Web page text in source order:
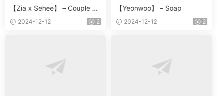
【Zia x Sehee】 – Couple Bu
rma2024-12-12 2
【Yeonwoo】 – Soap
2024-12-12 2